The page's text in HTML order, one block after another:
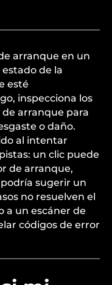
arranque en un
de la
esté
inspecciona los
arranque para
o daño.
al intentar
un clic puede
de arranque,
sugerir un
no resuelven el
a un escáner de
códigos de error